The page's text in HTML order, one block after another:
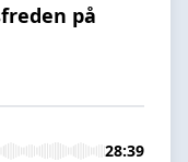
på
28:39